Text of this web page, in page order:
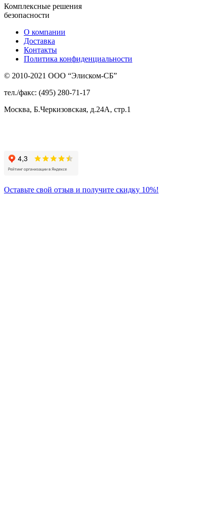
Комплексные решения
безопасности
О компании
Доставка
Контакты
Политика конфиденциальности
© 2010-2021 ООО “Элиском-СБ”
тел./факс: (495) 280-71-17
Москва, Б.Черкизовская, д.24А, стр.1
Оставьте свой отзыв и получите скидку 10%!